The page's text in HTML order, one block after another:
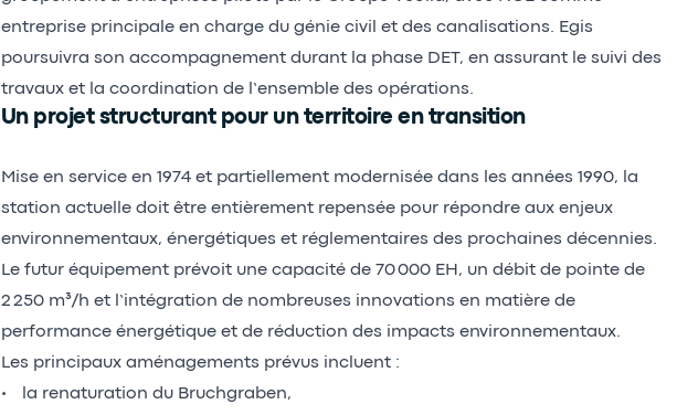
entreprise principale en charge du génie civil et des canalisations. Egis
poursuivra son accompagnement durant la phase DET, en assurant le suivi des
travaux et la coordination de l’ensemble des opérations.
Un projet structurant pour un territoire en transition
Mise en service en 1974 et partiellement modernisée dans les années 1990, la
station actuelle doit être entièrement repensée pour répondre aux enjeux
environnementaux, énergétiques et réglementaires des prochaines décennies.
Le futur équipement prévoit une capacité de 70 000 EH, un débit de pointe de
2 250 m³/h et l’intégration de nombreuses innovations en matière de
performance énergétique et de réduction des impacts environnementaux.
Les principaux aménagements prévus incluent :
• la renaturation du Bruchgraben,